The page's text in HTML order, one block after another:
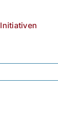
Initiativen